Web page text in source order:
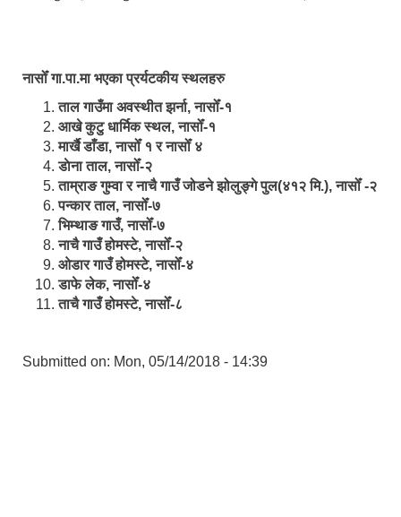
नासोँ गा.पा.मा भएका प्रर्यटकीय स्थलहरु
ताल गाउँमा अवस्थीत झर्ना, नासोँ-१
आखे कुटु धार्मिक स्थल, नासोँ-१
मार्खै डाँडा, नासोँ १ र नासोँ ४
डाेना ताल, नासोँ-२
ताम्राङ गुम्वा र नाचै गाउँ जोडने झोलुङ्गे पुल(४१२ मि.), नासोँ -२
पन्कार ताल, नासोँ-७
भिम्थाङ गाउँ, नासोँ-७
नाचै गाउँ होमस्टे, नासोँ-२
ओ‍‍‌डार गाउँ होमस्टे, नासोँ-४
डाफे लेक, नासोँ-४
ताचै गाउँ होमस्टे, नासोँ-८
Submitted on: Mon, 05/14/2018 - 14:39